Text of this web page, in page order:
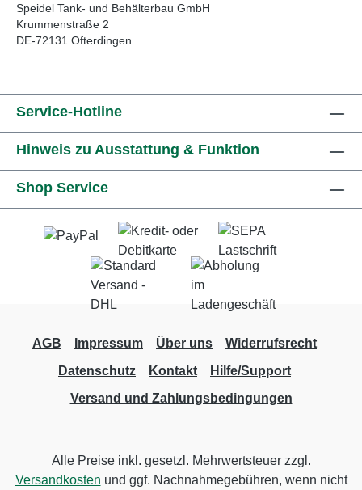
Speidel Tank- und Behälterbau GmbH
Krummenstraße 2
DE-72131 Ofterdingen
Service-Hotline
Hinweis zu Ausstattung & Funktion
Shop Service
AGB Impressum Über uns
Widerrufsrecht
Datenschutz
Kontakt
Hilfe/Support
Versand und Zahlungsbedingungen
Alle Preise inkl. gesetzl. Mehrwertsteuer zzgl.
Versandkosten und ggf. Nachnahmegebühren, wenn nicht